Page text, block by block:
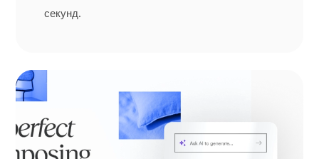
секунд.